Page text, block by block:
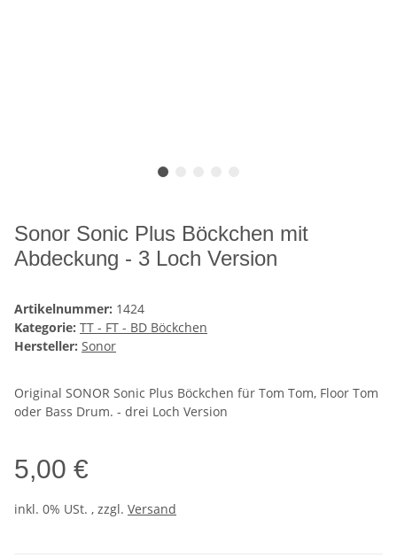
Sonor Sonic Plus Böckchen mit
Abdeckung - 3 Loch Version
Artikelnummer: 1424
Kategorie: TT - FT - BD Böckchen
Hersteller: Sonor
Original SONOR Sonic Plus Böckchen für Tom Tom, Floor Tom
oder Bass Drum. - drei Loch Version
5,00 €
inkl. 0% USt. , zzgl. Versand